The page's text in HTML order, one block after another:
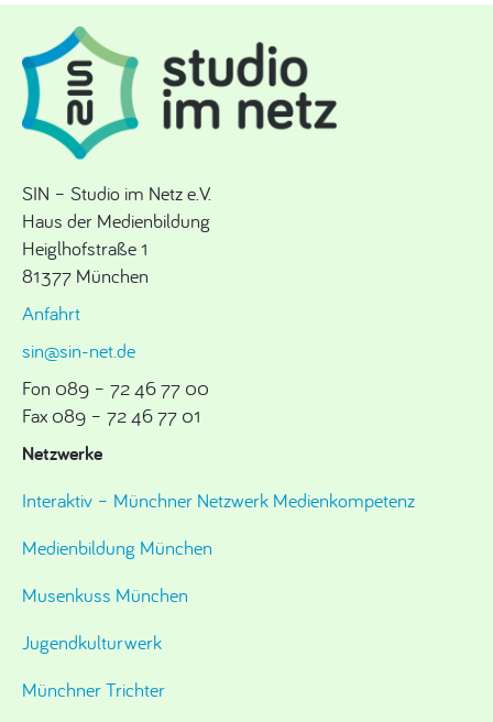
SIN – Studio im Netz e.V.
Haus der Medienbildung
Heiglhofstraße 1
81377 München
Anfahrt
sin@sin-net.de
Fon 089 – 72 46 77 00
Fax 089 – 72 46 77 01
Netzwerke
Interaktiv – Münchner Netzwerk Medienkompetenz
Medienbildung München
Musenkuss München
Jugendkulturwerk
Münchner Trichter